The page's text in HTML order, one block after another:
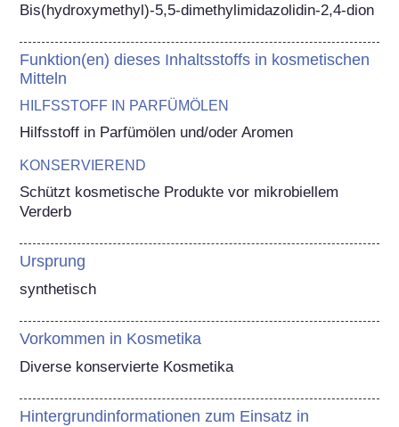
Bis(hydroxymethyl)-5,5-dimethylimidazolidin-2,4-dion
Funktion(en) dieses Inhaltsstoffs in kosmetischen
Mitteln
HILFSSTOFF IN PARFÜMÖLEN
Hilfsstoff in Parfümölen und/oder Aromen
KONSERVIEREND
Schützt kosmetische Produkte vor mikrobiellem
Verderb
Ursprung
synthetisch
Vorkommen in Kosmetika
Diverse konservierte Kosmetika
Hintergrundinformationen zum Einsatz in